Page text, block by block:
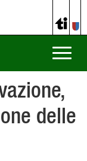
Toggle
delle